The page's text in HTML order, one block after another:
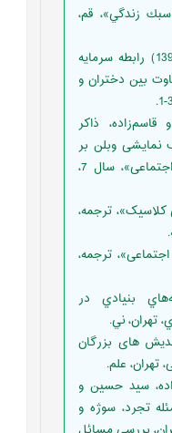
و سبك زندگي»، قم،
قادری، طاهره و رضایی، سپیده (1393) رابطه سرمایه
بین دختران و
ذاکر
نمایشی وبلن بر
مبنای معیارهای سنجش معرفت اجتماعی»، سال 7،
کلاسیک»، ترجمه،
نظریه اجتماعی»، ترجمه،
«انديشه‌هاي بنيادي در
تهران، ني.
و اندیش های بزرگان
علم.
سید حسین و
کرم (1400) مسئله تجرد، سوژه و